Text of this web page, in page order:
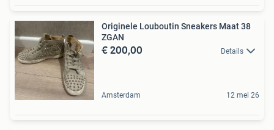
Originele Louboutin Sneakers Maat 38
ZGAN
€ 200,00 Details
Amsterdam 12 mei 26